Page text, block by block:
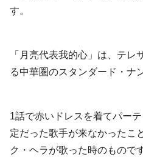
す。
「月亮代表我的心」は、テ
る中華圏のスタンダード・ナ
1話で赤いドレスを着てパー
定だった歌手が来なかったこ
ク・ヘラが歌った時のものです